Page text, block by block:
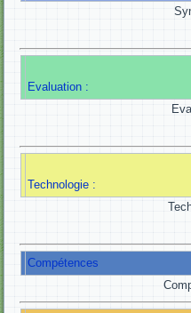
Evaluation :
Technologie :
Compétences